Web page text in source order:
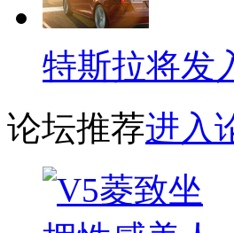
特斯拉将发
论坛推荐进入